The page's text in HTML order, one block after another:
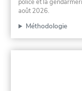
août 2026.
Méthodologie